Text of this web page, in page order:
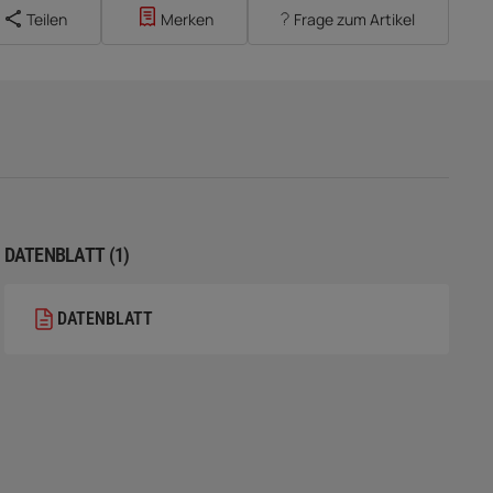
Teilen Merken Frage zum Artikel
DATENBLATT (1)
DATENBLATT